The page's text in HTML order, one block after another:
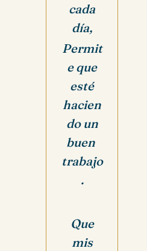
cada
día,
Permit
e que
esté
hacien
do un
buen
trabajo
.
Que
mis